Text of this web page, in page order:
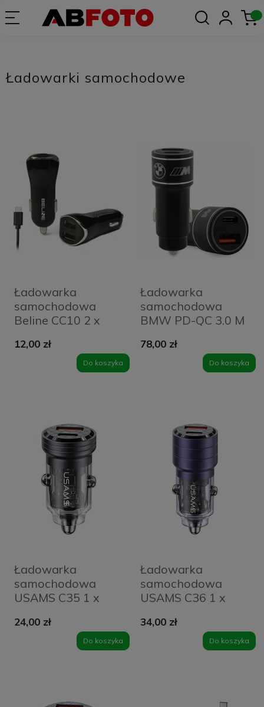
Ładowarki samochodowe
Ładowarka
samochodowa
Beline CC10 2 x
USB-C 10 W
Czarna - Black
12,00 zł
Do koszyka
Ładowarka
samochodowa
BMW PD-QC 3.0 M
x USB-C 36 W
Czarna - Black
78,00 zł
Do koszyka
Ładowarka
samochodowa
USAMS C35 1 x
45 W Czarna -
24,00 zł
Do koszyka
Ładowarka
samochodowa
USAMS C36 1 x
95 W Fioletowa -
34,00 zł
Do koszyka